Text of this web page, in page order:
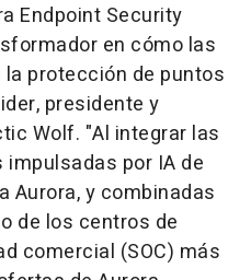
Endpoint Security
en cómo las
protección de puntos
presidente y
Wolf. "Al integrar las
por IA de
Aurora, y combinadas
de los centros de
comercial (SOC) más